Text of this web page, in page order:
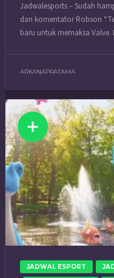
Jadwalesports – Sudah
dan komentator Robson
baru untuk memaksa Valve.
ARKANAPRATAMA
JADWAL ESPORT